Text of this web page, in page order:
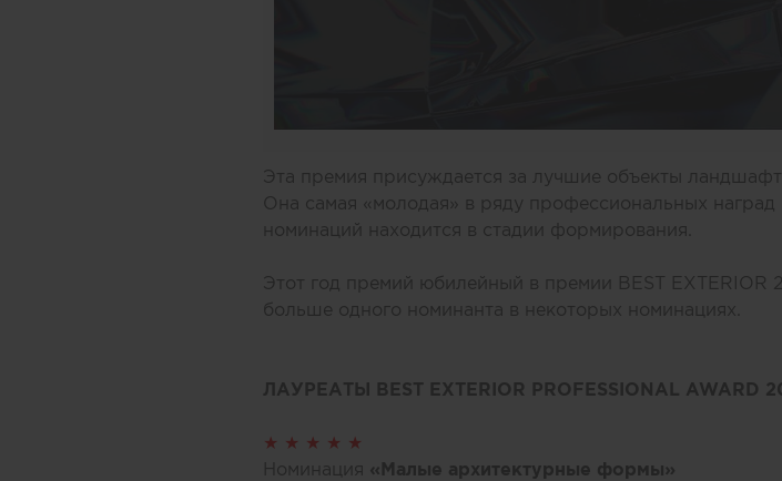
Эта премия присуждается за лучшие объекты
Она самая «молодая» в ряду профессиональных наград
номинаций находится в стадии формирования.
Этот год премий юбилейный в премии BEST EXTERIOR
больше одного номинанта в некоторых номинациях.
ЛАУРЕАТЫ BEST EXTERIOR PROFESSIONAL AWARD
★ ★ ★ ★ ★
Номинация «Малые архитектурные формы»